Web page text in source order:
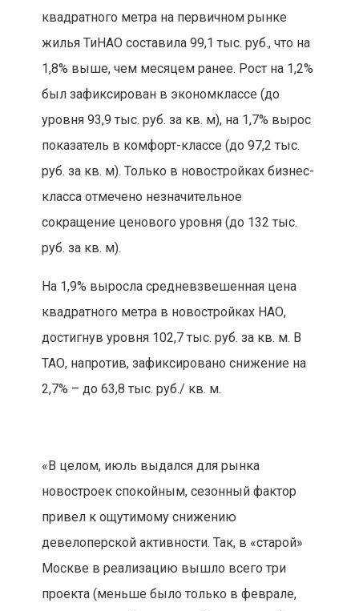
квадратного метра на первичном рынке
жилья ТиНАО составила 99,1 тыс. руб., что на
1,8% выше, чем месяцем ранее. Рост на 1,2%
был зафиксирован в экономклассе (до
уровня 93,9 тыс. руб. за кв. м), на 1,7% вырос
показатель в комфорт-классе (до 97,2 тыс.
руб. за кв. м). Только в новостройках бизнес-
класса отмечено незначительное
сокращение ценового уровня (до 132 тыс.
руб. за кв. м).
На 1,9% выросла средневзвешенная цена
квадратного метра в новостройках НАО,
достигнув уровня 102,7 тыс. руб. за кв. м. В
ТАО, напротив, зафиксировано снижение на
2,7% – до 63,8 тыс. руб./ кв. м.
«В целом, июль выдался для рынка
новостроек спокойным, сезонный фактор
привел к ощутимому снижению
девелоперской активности. Так, в «старой»
Москве в реализацию вышло всего три
проекта (меньше было только в феврале,